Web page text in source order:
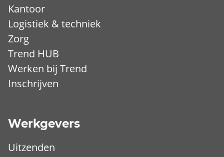
Kantoor
Logistiek & techniek
Zorg
Trend HUB
Werken bij Trend
Inschrijven
Werkgevers
Uitzenden